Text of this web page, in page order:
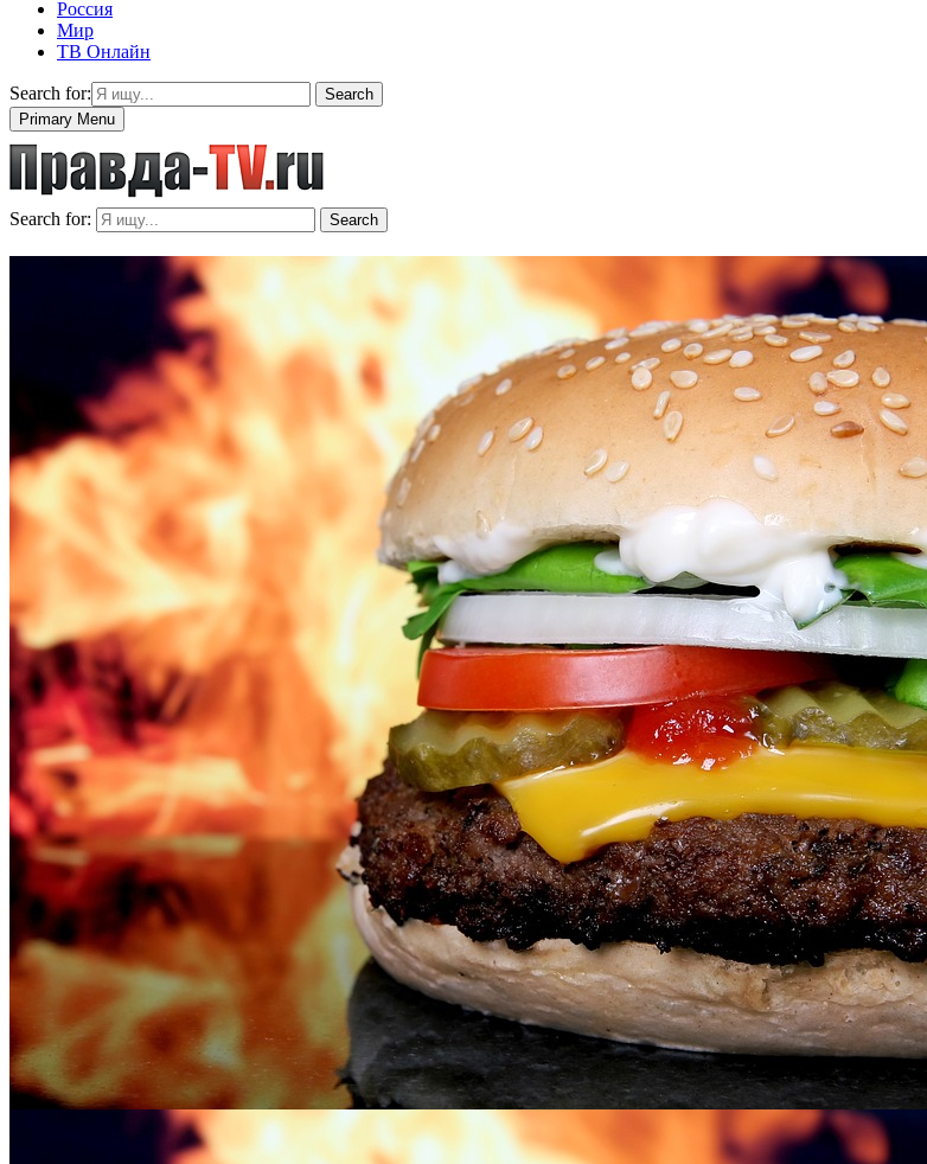
Россия
Мир
ТВ Онлайн
Search for:
Search
Primary Menu
Search for: Search